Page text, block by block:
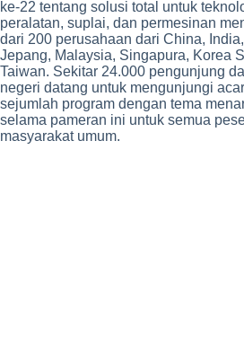
ke-22 tentang solusi total untuk
peralatan, suplai, dan permesinan
dari 200 perusahaan dari China,
Jepang, Malaysia, Singapura, Korea
Taiwan. Sekitar 24.000 pengunjung
negeri datang untuk mengunjungi
sejumlah program dengan tema
selama pameran ini untuk semua
masyarakat umum.